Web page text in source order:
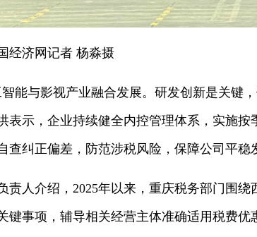
经济网记者 杨淼摄
能与影视产业融合发展。研发创新是关键
表示，企业持续健全内控管理体系，实施
查纠正偏差，防范涉税风险，保障公司平稳
责人介绍，2025年以来，重庆税务部门围绕
键事项，辅导相关经营主体准确适用税费